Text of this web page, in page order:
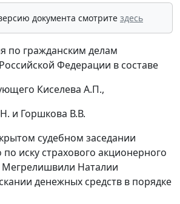
документа смотрите здесь
по гражданским делам
Федерации в составе
Киселева А.П.,
и Горшкова В.В.
судебном заседании
иску страхового акционерного
Наталии
денежных средств в порядке